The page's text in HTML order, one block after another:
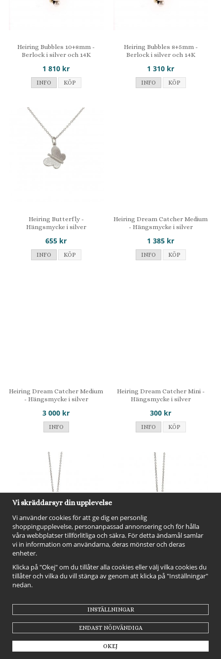
Heiring Bubbles 10+8mm -
Berlock i silver och 14K
1 810 kr
INFO KÖP
Heiring Bubbles 8+5mm -
Berlock i silver och 14K
1 310 kr
INFO KÖP
Heiring Butterfly -
Hängsmycke i silver
655 kr
INFO KÖP
Heiring Dream Catcher Medium
- Hängsmycke i silver
1 385 kr
INFO KÖP
Heiring Dream Catcher Medium
- Hängsmycke i silver
3 000 kr
INFO
Heiring Dream Catcher Mini -
Hängsmycke i silver
300 kr
INFO KÖP
Heiring Dream catcher Small -
Hängsmycke i silver
Heiring Dream Catcher Small -
Hängsmycke i silver
Vi skräddarsyr din upplevelse
Vi använder cookies för att ge dig en personlig
shoppingupplevelse, personanpassad annonsering och för hålla
våra webbplatser tillförlitliga och säkra. För detta ändamål samlar
vi in information om användarna, deras mönster och deras
enheter.
Klicka på "Okej" om du tillåter alla cookies eller välj vilka cookies du
tillåter och vilka du vill stänga av genom att klicka på "Inställningar"
nedan.
INSTÄLLNINGAR
ENDAST NÖDVÄNDIGA
OKEJ